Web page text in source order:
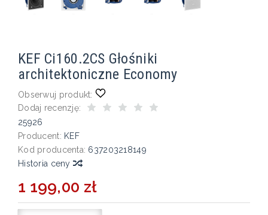
KEF Ci160.2CS Głośniki
architektoniczne Economy
Obserwuj produkt:
Dodaj recenzję:
25926
Producent: KEF
Kod producenta: 637203218149
Historia ceny
1 199,00 zł